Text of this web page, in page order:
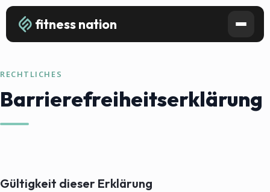
fitness nation
RECHTLICHES
Barrierefreiheitserklärung
Gültigkeit dieser Erklärung